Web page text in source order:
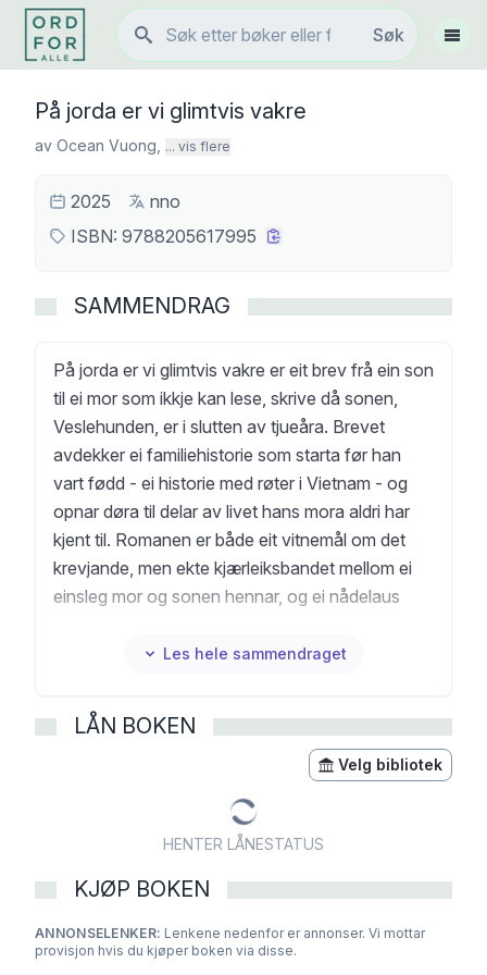
Søk
Søk
Vis
På jorda er vi glimtvis vakre
av Ocean Vuong ... vis flere
2025
nno
ISBN: 9788205617995
SAMMENDRAG
På jorda er vi glimtvis vakre er eit brev frå ein son
til ei mor som ikkje kan lese, skrive då sonen,
Veslehunden, er i slutten av tjueåra. Brevet
avdekker ei familiehistorie som starta før han
vart fødd - ei historie med røter i Vietnam - og
opnar døra til delar av livet hans mora aldri har
kjent til. Romanen er både eit vitnemål om det
krevjande, men ekte kjærleiksbandet mellom ei
einsleg mor og sonen hennar, og ei nådelaus
stiller spørsmål som står sentralt i den
avhengigheit, vald og traume - men den er
samtidig gjennomsyra av medkjensle og ømheit.
Det handlar like mykje om krafta i å fortelje si
eiga historie, som den øydeleggjande stilla når
ein ikkje blir høyrd. Med overveldande kraft og
skjønnheit skriv Ocean Vuong om menneske
som lever mellom ulike verdar, og spør korleis vi
sjølve. Spørsmålet om korleis ein kan overleve -
og korleis ein kan finne ei form for glede i det -
Les hele sammendraget
LÅN BOKEN
Velg bibliotek
HENTER LÅNESTATUS
KJØP BOKEN
ANNONSELENKER: Lenkene nedenfor er annonser. Vi mottar
provisjon hvis du kjøper boken via disse.